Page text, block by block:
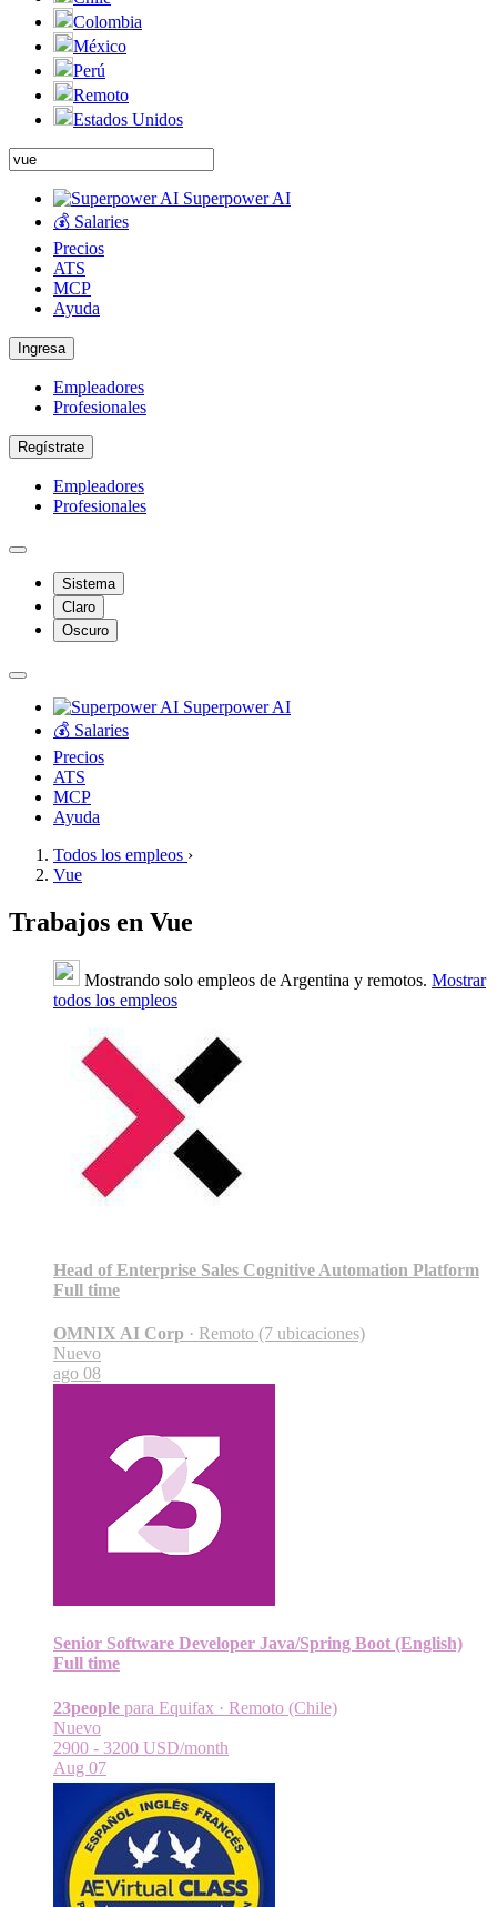
Colombia
México
Perú
Remoto
Estados Unidos
Superpower AI
💰 Salaries
Precios
ATS
MCP
Ayuda
Ingresa
Empleadores
Profesionales
Regístrate
Empleadores
Profesionales
Sistema
Claro
Oscuro
Superpower AI
💰 Salaries
Precios
ATS
MCP
Ayuda
Todos los empleos ›
Vue
Trabajos en Vue
Mostrando solo empleos de Argentina y remotos. Mostrar
todos los empleos
Head of Enterprise Sales Cognitive Automation Platform
Full time
OMNIX AI Corp · Remoto (7 ubicaciones)
Nuevo
ago 08
Senior Software Developer Java/Spring Boot (English)
Full time
23people para Equifax · Remoto (Chile)
Nuevo
2900 - 3200 USD/month
Aug 07